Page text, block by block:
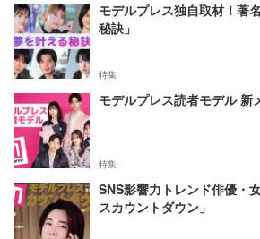
モデルプレス独自取材！著
秘訣」
特集
モデルプレス読者モデル 新
特集
SNS影響力トレンド俳優・
スカウントダウン」